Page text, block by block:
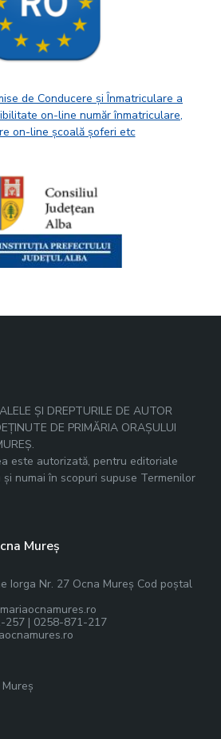
de Conducere și Înmatriculare a
on-line număr înmatriculare,
on-line școală șoferi etc
ȘI DREPTURILE DE AUTOR
DE PRIMĂRIA ORAȘULUI
este autorizată, pentru editoriale
și numai în scopuri supuse Termenilor
Mureș
Iorga Nr. 27 Ocna Mureș Cod poștal
257 | 0258-871-217